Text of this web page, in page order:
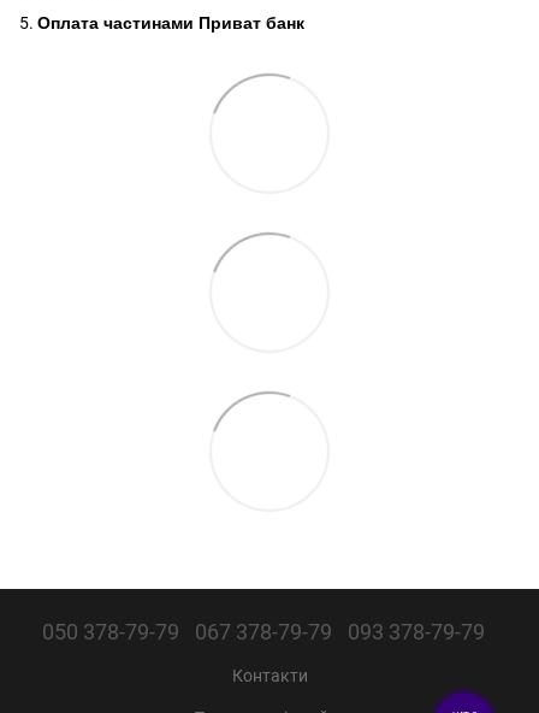
5. Оплата частинами Приват банк
050 378-79-79 067 378-79-79 093 378-79-79
Контакти